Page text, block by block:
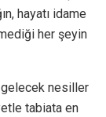
hayatı idame
her şeyin
gelecek nesiller
tabiata en